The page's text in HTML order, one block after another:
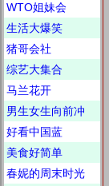
WTO姐妹会
生活大爆笑
猪哥会社
综艺大集合
马兰花开
男生女生向前冲
好看中国蓝
美食好简单
春妮的周末时光